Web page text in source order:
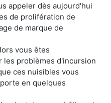
appeler dès aujourd'hui
de prolifération de
de marque de
vous êtes
les problèmes d'incursion
ces nuisibles vous
en quelques